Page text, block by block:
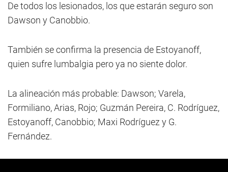
De todos los lesionados, los que estarán seguro son
Dawson y Canobbio.
También se confirma la presencia de Estoyanoff,
quien sufre lumbalgia pero ya no siente dolor.
La alineación más probable: Dawson; Varela,
Formiliano, Arias, Rojo; Guzmán Pereira, C. Rodríguez,
Estoyanoff, Canobbio; Maxi Rodríguez y G.
Fernández.